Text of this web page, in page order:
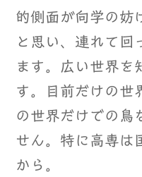
的側面が向学の妨
と思い、連れて回
ます。広い世界を
す。目前だけの世
の世界だけでの鳥
せん。特に高専は
から。